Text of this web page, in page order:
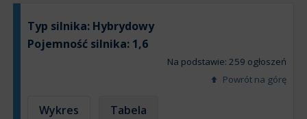
Typ silnika: Hybrydowy
Pojemność silnika: 1,6
Na podstawie: 259 ogłoszeń
Powrót na górę
Wykres Tabela